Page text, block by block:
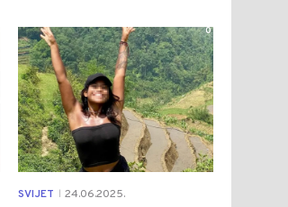
SVIJET 24.06.2025.
0